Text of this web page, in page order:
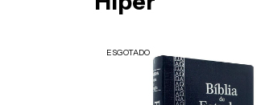
ESGOTADO